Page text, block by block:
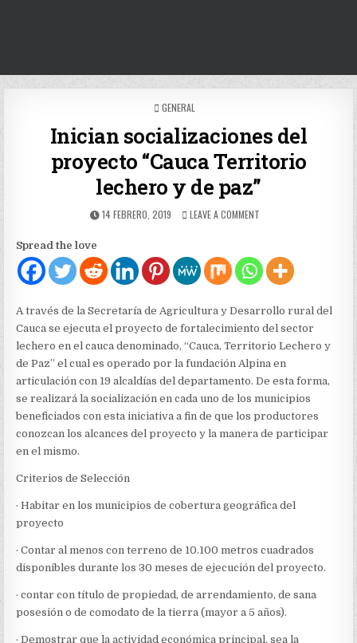
POSTED
GENERAL
Inician socializaciones del
proyecto “Cauca Territorio
lechero y de paz”
PUBLISHED
14 FEBRERO, 2019 LEAVE A COMMENTON
PROYECTO
“CAUCA
LECHERO
DE
PAZ”
Spread the love
A través de la Secretaría de Agricultura y Desarrollo rural del
Cauca se ejecuta el proyecto de fortalecimiento del sector
lechero en el cauca denominado, “Cauca, Territorio Lechero y
de Paz” el cual es operado por la fundación Alpina en
articulación con 19 alcaldías del departamento. De esta forma,
se realizará la socialización en cada uno de los municipios
beneficiados con esta iniciativa a fin de que los productores
conozcan los alcances del proyecto y la manera de participar
en el mismo.
Criterios de Selección
· Habitar en los municipios de cobertura geográfica del
proyecto
· Contar al menos con terreno de 10.100 metros cuadrados
disponibles durante los 30 meses de ejecución del proyecto.
· contar con título de propiedad, de arrendamiento, de sana
posesión o de comodato de la tierra (mayor a 5 años).
· Demostrar que la actividad económica principal, sea la